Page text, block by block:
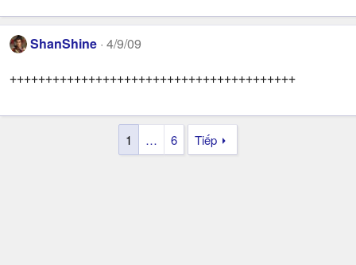
ShanShine 4/9/09
++++++++++++++++++++++++++++++++++++++++
1 … 6 Tiếp